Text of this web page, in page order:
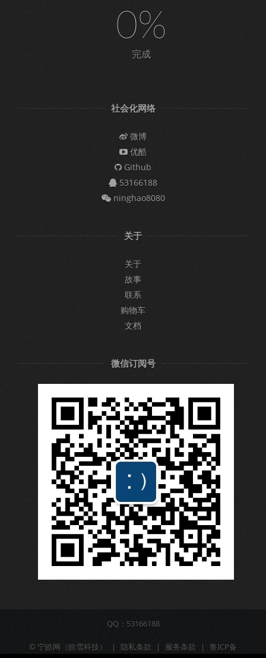
0%
完成
社会化网络
微博
优酷
Github
53166188
ninghao8080
关于
关于
故事
联系
购物车
文档
微信订阅号
QQ：53166188
© 宁皓网（皓雪科技） | 隐私条款 | 服务条款 |
鲁ICP备